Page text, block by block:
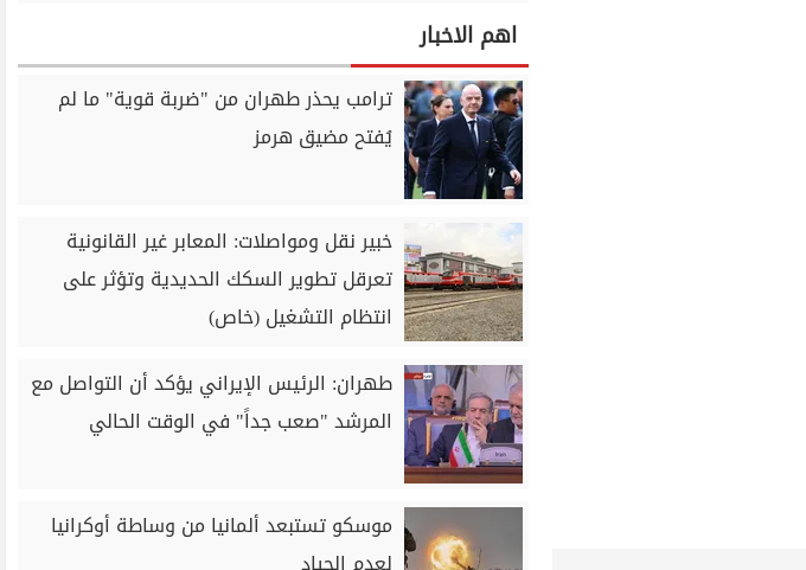
اهم الاخبار
ترامب يحذر طهران من "ضربة قوية" ما لم
يُفتح مضيق هرمز
خبير نقل ومواصلات: المعابر غير القانونية
تعرقل تطوير السكك الحديدية وتؤثر على
انتظام التشغيل (خاص)
طهران: الرئيس الإيراني يؤكد أن التواصل مع
المرشد "صعب جداً" في الوقت الحالي
موسكو تستبعد ألمانيا من وساطة أوكرانيا